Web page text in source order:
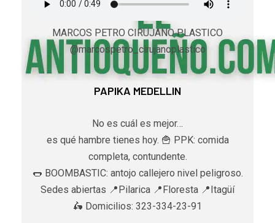
MARCOS PETRO CIRUJANO PLASTICO
@marcospetro_cirujanoplastico
PAPIKA MEDELLIN
No es cuál es mejor…
es qué hambre tienes hoy. 🍟 PPK: comida
completa, contundente.
🌭 BOOMBASTIC: antojo callejero nivel peligroso.
Sedes abiertas 📍Pilarica 📍Floresta 📍Itagüí
🛵 Domicilios: 323-334-23-91